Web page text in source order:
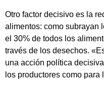
Otro factor decisivo es la
alimentos: como subrayan
el 30% de todos los
través de los desechos.
una acción política
los productores como